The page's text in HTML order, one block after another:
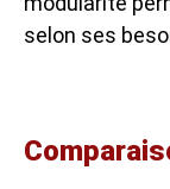
selon ses